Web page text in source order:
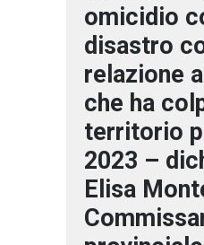
omicidio
disastro
relazione
che ha
territorio
2023 –
Elisa